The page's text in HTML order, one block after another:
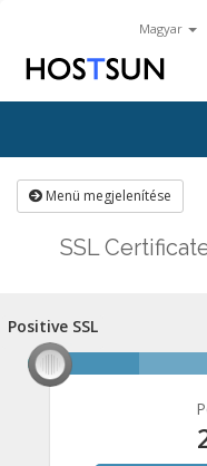
Magyar
Menü megjelenítése
SSL
Positive SSL
Positive SSL